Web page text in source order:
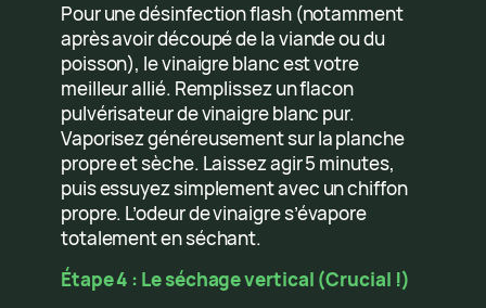
Pour une désinfection flash (notamment
après avoir découpé de la viande ou du
poisson), le vinaigre blanc est votre
meilleur allié. Remplissez un flacon
pulvérisateur de vinaigre blanc pur.
Vaporisez généreusement sur la planche
propre et sèche. Laissez agir 5 minutes,
puis essuyez simplement avec un chiffon
propre. L’odeur de vinaigre s’évapore
totalement en séchant.
Étape 4 : Le séchage vertical (Crucial !)